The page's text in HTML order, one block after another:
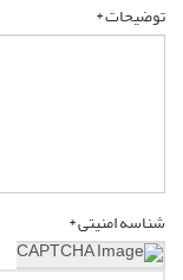
توضیحات *
شناسه امنیتی *